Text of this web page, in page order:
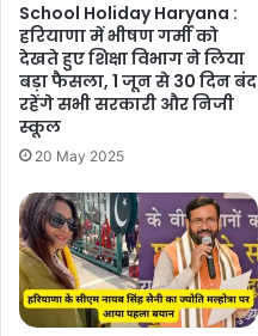
School Holiday Haryana :
हरियाणा में भीषण गर्मी को
देखते हुए शिक्षा विभाग ने लिया
बड़ा फैसला, 1 जून से 30 दिन बंद
रहेंगे सभी सरकारी और निजी
स्कूल
20 May 2025